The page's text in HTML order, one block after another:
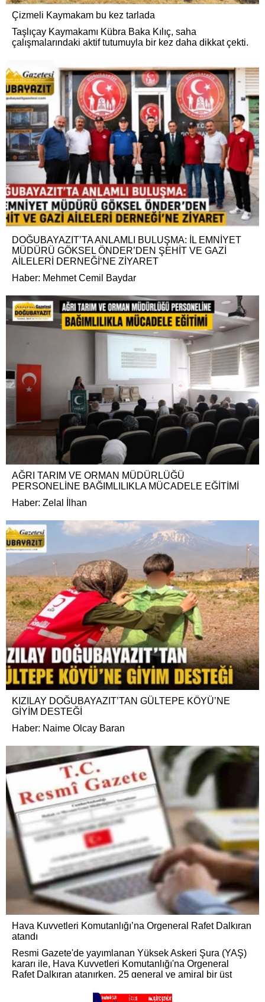
Çizmeli Kaymakam bu kez tarlada
Taşlıçay Kaymakamı Kübra Baka Kılıç, saha
çalışmalarındaki aktif tutumuyla bir kez daha dikkat çekti.
DOĞUBAYAZIT’TA ANLAMLI BULUŞMA: İL EMNİYET
MÜDÜRÜ GÖKSEL ÖNDER’DEN ŞEHİT VE GAZİ
AİLELERİ DERNEĞİ’NE ZİYARET
Haber: Mehmet Cemil Baydar
AĞRI TARIM VE ORMAN MÜDÜRLÜĞÜ
PERSONELİNE BAĞIMLILIKLA MÜCADELE EĞİTİMİ
Haber: Zelal İlhan
KIZILAY DOĞUBAYAZIT’TAN GÜLTEPE KÖYÜ’NE
GİYİM DESTEĞİ
Haber: Naime Olcay Baran
Hava Kuvvetleri Komutanlığı’na Orgeneral Rafet Dalkıran
atandı
Resmi Gazete'de yayımlanan Yüksek Askeri Şura (YAŞ)
kararı ile, Hava Kuvvetleri Komutanlığı'na Orgeneral
Rafet Dalkıran atanırken, 25 general ve amiral bir üst